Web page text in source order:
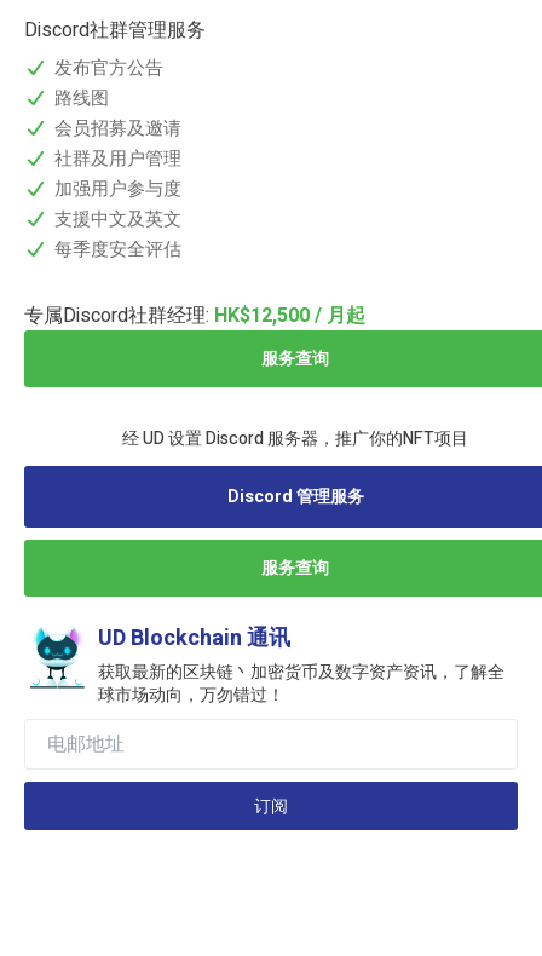
Discord社群管理服务
发布官方公告
路线图
会员招募及邀请
社群及用户管理
加强用户参与度
支援中文及英文
每季度安全评估
专属Discord社群经理: HK$12,500/ 月起
服务查询
经 UD 设置 Discord 服务器，推广你的NFT项目
Discord 管理服务
服务查询
UD Blockchain 通讯
获取最新的区块链丶加密货币及数字资产资讯，了解全
球市场动向，万勿错过！
订阅